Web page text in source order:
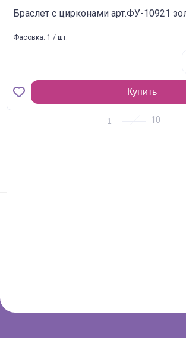
Браслет с цирконами арт.ФУ-10921
Фасовка: 1 / шт.
Купить
1